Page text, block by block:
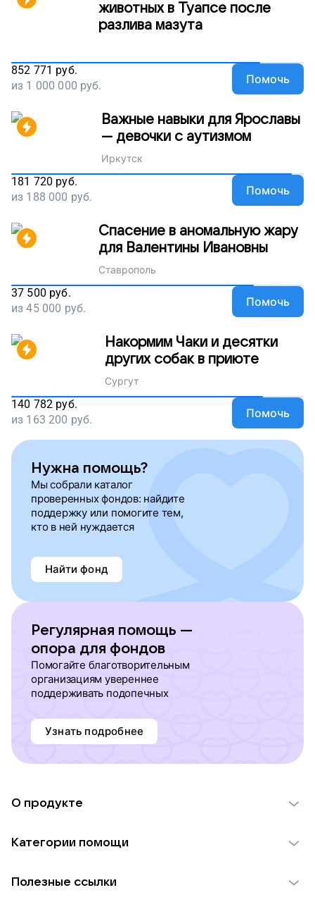
животных в Туапсе после
разлива мазута
852 771 руб.
из 1 000 000 руб. Помочь
Важные навыки для Ярославы
— девочки с аутизмом
Иркутск
181 720 руб.
из 188 000 руб. Помочь
Спасение в аномальную жару
для Валентины Ивановны
Ставрополь
37 500 руб.
из45 000 руб. Помочь
Накормим Чаки и десятки
других собак в приюте
Сургут
140 782 руб.
из 163 200 руб. Помочь
Нужна помощь?
Мы собрали каталог
проверенных фондов: найдите
поддержку или помогите тем,
кто в ней нуждается
Найти фонд
Регулярная помощь —
опора для фондов
Помогайте благотворительным
организациям увереннее
поддерживать подопечных
Узнать подробнее
О продукте
Использование материалов
Категории помощи
Полезные ссылки